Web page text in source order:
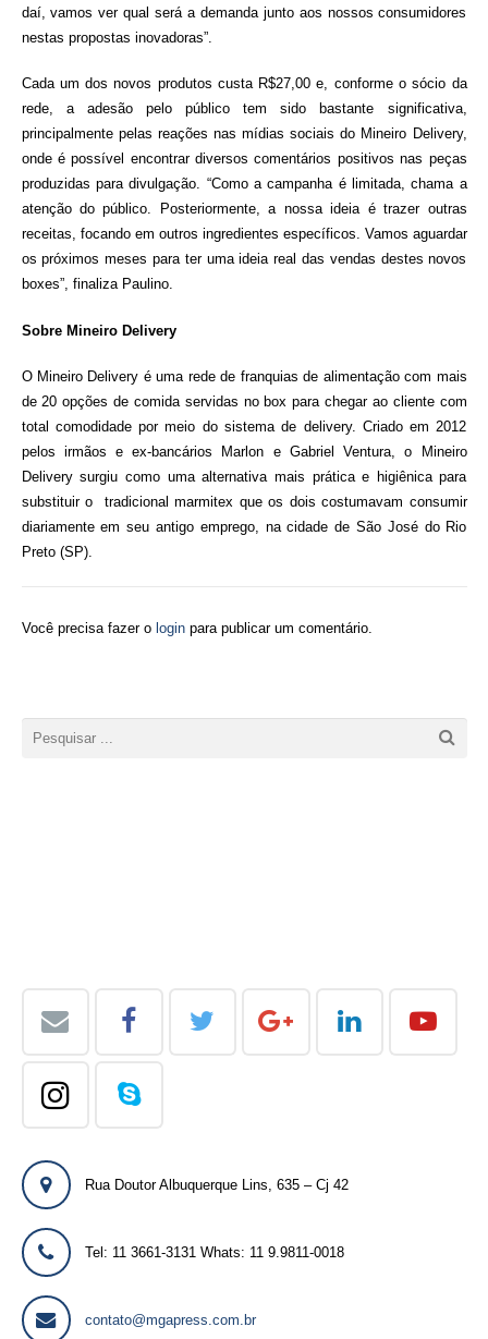
daí, vamos ver qual será a demanda junto aos nossos consumidores
nestas propostas inovadoras”.
Cada um dos novos produtos custa R$27,00 e, conforme o sócio da
rede, a adesão pelo público tem sido bastante significativa,
principalmente pelas reações nas mídias sociais do Mineiro Delivery,
onde é possível encontrar diversos comentários positivos nas peças
produzidas para divulgação. “Como a campanha é limitada, chama a
atenção do público. Posteriormente, a nossa ideia é trazer outras
receitas, focando em outros ingredientes específicos. Vamos aguardar
os próximos meses para ter uma ideia real das vendas destes novos
boxes”, finaliza Paulino.
Sobre Mineiro Delivery
O Mineiro Delivery é uma rede de franquias de alimentação com mais
de 20 opções de comida servidas no box para chegar ao cliente com
total comodidade por meio do sistema de delivery. Criado em 2012
pelos irmãos e ex-bancários Marlon e Gabriel Ventura, o Mineiro
Delivery surgiu como uma alternativa mais prática e higiênica para
substituir o tradicional marmitex que os dois costumavam consumir
diariamente em seu antigo emprego, na cidade de São José do Rio
Preto (SP).
Você precisa fazer o loginpara publicar um comentário.
Rua Doutor Albuquerque Lins, 635 – Cj 42
Tel: 11 3661-3131 Whats: 11 9.9811-0018
contato@mgapress.com.br